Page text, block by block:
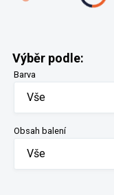
Výběr podle:
Barva
Vše
Obsah balení
Vše